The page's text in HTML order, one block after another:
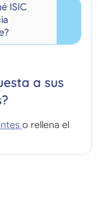
ISIC
a sus
o rellena el